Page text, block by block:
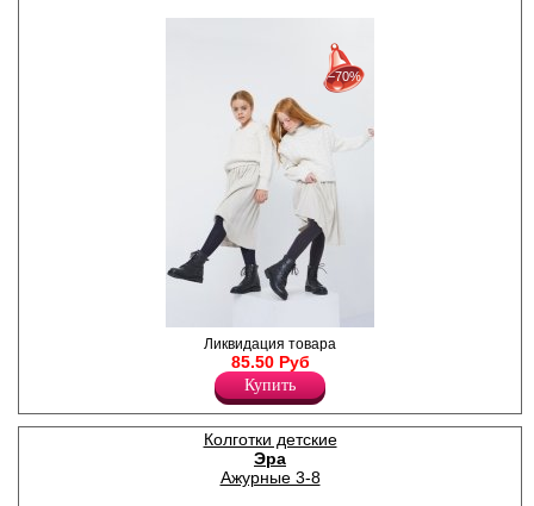
Колготки детские из хлопка
однотонные, однородные.
Комфортные швы,
классическая посадка,
анатомическая стопа,
усиление в области мыска и
пятки.
Плотность 160ден
Полиамид 20%
с 22-07-2026 по 28-07-2026
с 29-07-2026 по 04-08-2026
с 05-08-2026 по 11-08-2026
−70%
Ликвидация товара
85.50 Руб
Купить
Колготки детские
Эра
Ажурные 3-8